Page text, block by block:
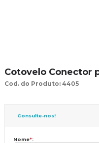
Cotovelo Conector
Cod. do Produto: 4405
Consulte-nos!
Nome*: